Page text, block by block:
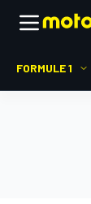
FORMULE 1